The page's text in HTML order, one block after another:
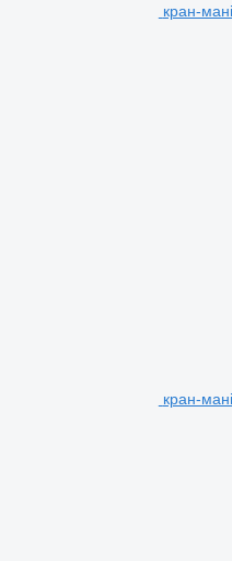
кран-
кран-